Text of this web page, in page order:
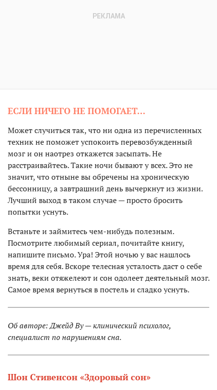
ЕСЛИ НИЧЕГО НЕ ПОМОГАЕТ…
Может случиться так, что ни одна из перечисленных
техник не поможет успокоить перевозбужденный
мозг и он наотрез откажется засыпать. Не
расстраивайтесь. Такие ночи бывают у всех. Это не
значит, что отныне вы обречены на хроническую
бессонницу, а завтрашний день вычеркнут из жизни.
Лучший выход в таком случае — просто бросить
попытки уснуть.
Встаньте и займитесь чем-нибудь полезным.
Посмотрите любимый сериал, почитайте книгу,
напишите письмо. Ура! Этой ночью у вас нашлось
время для себя. Вскоре телесная усталость даст о себе
знать, веки отяжелеют и сон одолеет деятельный мозг.
Самое время вернуться в постель и сладко уснуть.
Об авторе: Джейд Ву — клинический психолог,
специалист по нарушениям сна.
Шон Стивенсон «Здоровый сон»